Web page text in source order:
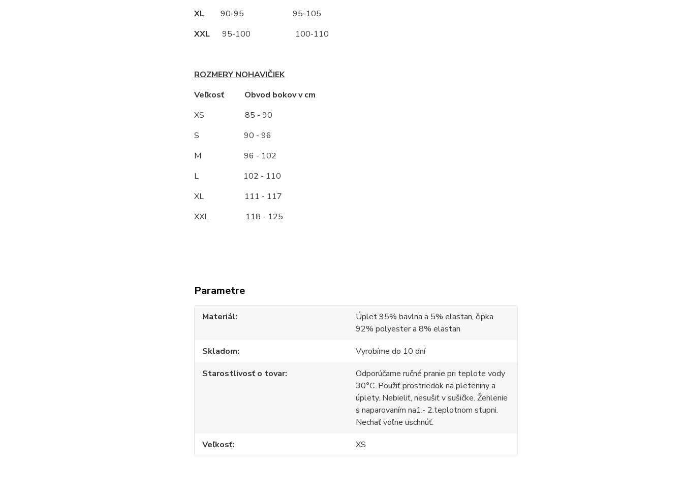
XL90-95 95-105
XXL95-100 100-110
ROZMERY NOHAVIČIEK
Veľkosť Obvod bokov v cm
XS
85 - 90
S 90 - 96
M
96 - 102
L 102 - 110
XL 111 - 117
XXL 118 - 125
Parametre
Materiál
Úplet 95% bavlna a 5% elastan, čipka
92% polyester a 8% elastan
Skladom
Vyrobíme do 10 dní
Starostlivosť o tovar
Odporúčame ručné pranie pri teplote vody
30°C. Použiť prostriedok na pleteniny a
úplety. Nebieliť, nesušiť v sušičke. Žehlenie
s naparovaním na1.- 2.teplotnom stupni.
Nechať voľne uschnúť.
Veľkosť
XS